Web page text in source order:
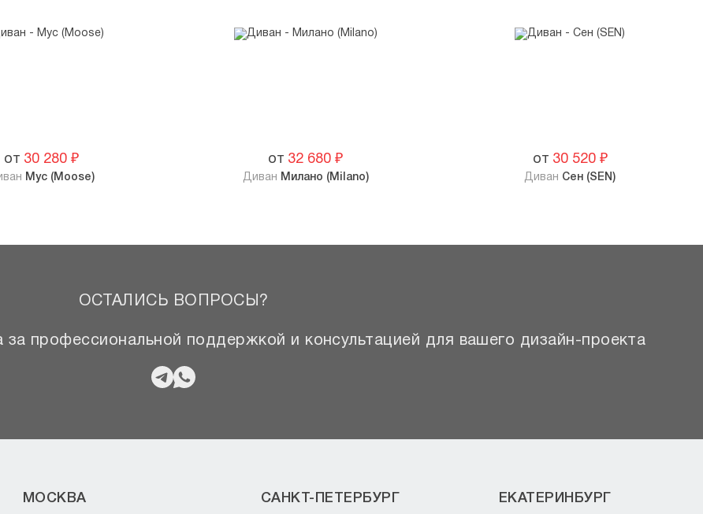
от 30 280₽
Мус (Moose)
от 32 680 ₽
Диван Милано (Milano)
от 30 520₽
Диван Сен (SEN)
ОСТАЛИСЬ ВОПРОСЫ?
профессиональной поддержкой и консультацией для вашего дизайн-проекта
МОСКВА САНКТ-ПЕТЕРБУРГ ЕКАТЕРИНБУРГ